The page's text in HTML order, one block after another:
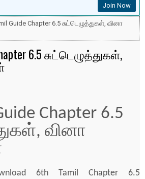
Join Now
Guide Chapter 6.5 சுட்டெழுத்துகள், வினா
6.5 சுட்டெழுத்துகள்,
Chapter 6.5
வினா
6th Tamil Chapter 6.5